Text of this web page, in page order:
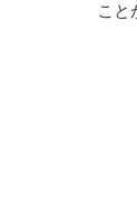
こと